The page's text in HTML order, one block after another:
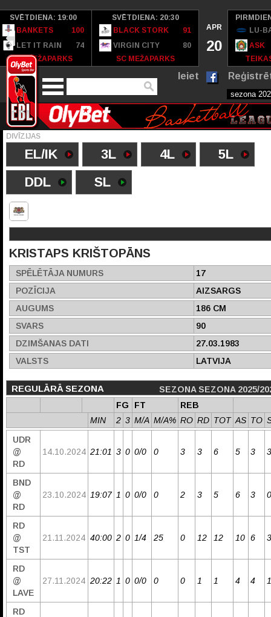
SVĒTDIENA: 19:00
BANKETS
100
LET IT RAIN
74
SC MEŽAPARKS
SVĒTDIENA: 20:30
BLACK STORK
91
VIRGIN CITY
80
SC MEŽAPARKS
APR
20
LU-
ASK
Ieiet
DIVĪZIJAS
EL/IK 3L 4L
5L
DDL
SL
KRISTAPS KRIŠTOPĀNS
SPĒLĒTĀJA NUMURS
17
POZĪCIJA
AIZSARGS
AUGUMS
186 CM
SVARS
90
DZIMŠANAS DATI
27.03.1983
VALSTS
LATVIJA
REGULĀRĀ SEZONA
SEZONA SEZONA 2025/
FG
FT
REB
MIN
2 3 M/A M/A% RO RD TOT AS TO
UDR
@
RD
14.10.2024 21:01 3 0 0/0 0 3 3 6 5 3 3
BND
@
RD
23.10.2024 19:07 1 0 0/0 0 2 3 5 6 3 0
RD
@
TST
21.11.2024 40:00 2 0 1/4 25 0 12 12 10 6 3
RD
@
LAVE
27.11.2024 20:22 1 0 0/0 0 0 1 1 4 4 1
RD